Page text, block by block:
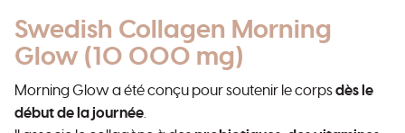
Swedish Collagen Morning
Glow (10 000 mg)
Morning Glow a été conçu pour soutenir le corpsdès le
début de la journée